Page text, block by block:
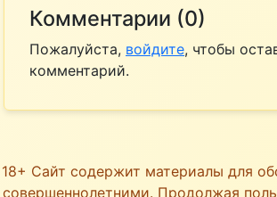
Комментарии (0)
Пожалуйста, войдите, чтобы
комментарий.
18+ Сайт содержит материалы для
совершеннолетними. Продолжая